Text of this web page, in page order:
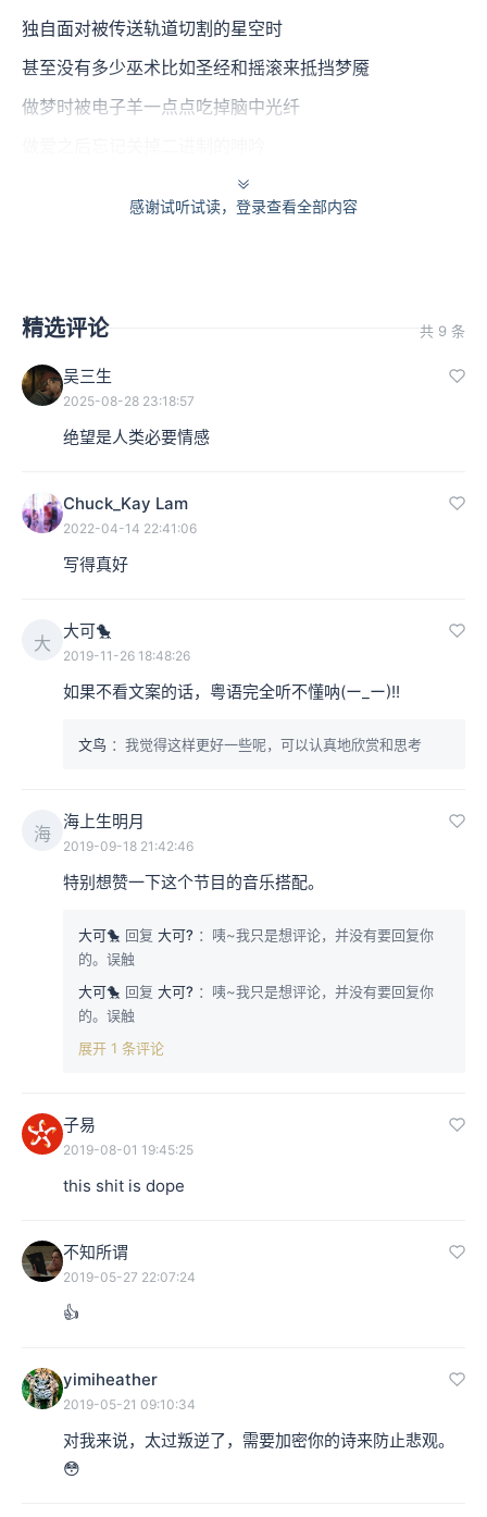
独自面对被传送轨道切割的星空时
甚至没有多少巫术比如圣经和摇滚来抵挡梦魇
做梦时被电子羊一点点吃掉脑中光纤
与一个外星染色体交换快感编码之后突然想
那些小人儿用一生与速朽的肉体达成和解
为纯粹的虚空增加21克的重量。
本集编辑：hyl
感谢试听试读，登录查看全部内容
精选评论 共 9 条
吴三生
2025-08-28 23:18:57
绝望是人类必要情感
Chuck_Kay Lam
2022-04-14 22:41:06
写得真好
大
大可🐤
2019-11-26 18:48:26
如果不看文案的话，粤语完全听不懂呐(ー_ー)!!
文鸟 ：我觉得这样更好一些呢，可以认真地欣赏和思考
海
海上生明月
2019-09-18 21:42:46
特别想赞一下这个节目的音乐搭配。
大可🐤 回复 大可? ：咦~我只是想评论，并没有要回复你
的。误触
大可🐤 回复 大可? ：咦~我只是想评论，并没有要回复你
的。误触
展开 1 条评论
子易
2019-08-01 19:45:25
this shit is dope
不知所谓
2019-05-27 22:07:24
👍
yimiheather
2019-05-21 09:10:34
对我来说，太过叛逆了，需要加密你的诗来防止悲观。
😳